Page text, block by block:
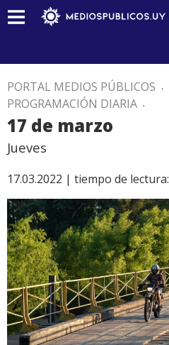
PORTAL MEDIOS PÚBLICOS .
PROGRAMACIÓN DIARIA .
17 de marzo
Jueves
17.03.2022 | tiempo de lectura: